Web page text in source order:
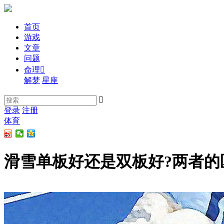
首页
游戏
文章
问题
命理
解梦 星座

登录 注册
体育
滑雪单板好还是双板好?两者